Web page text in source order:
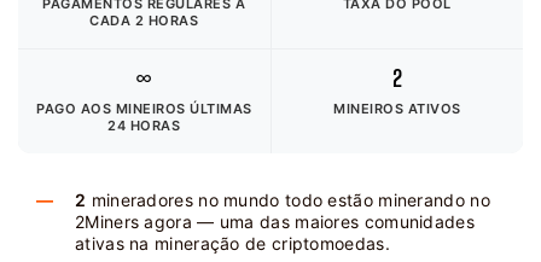
PAGAMENTOS REGULARES A
CADA 2 HORAS
TAXA DO POOL
∞
PAGO AOS MINEIROS ÚLTIMAS
24 HORAS
2
MINEIROS ATIVOS
2 mineradores no mundo todo estão minerando no
2Miners agora — uma das maiores comunidades
ativas na mineração de criptomoedas.